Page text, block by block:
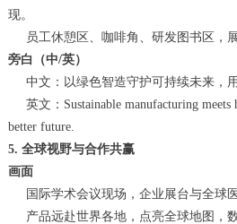
现。
员工休憩区、咖啡角、研发图书区，展
旁白（中/英）
中文：以绿色智造守护可持续未来，用
英文：Sustainable manufacturing meets
better future.
5. 全球视野与合作共赢
画面
国际学术会议现场，企业展台与全球医
产品远赴世界各地，点亮全球地图，数